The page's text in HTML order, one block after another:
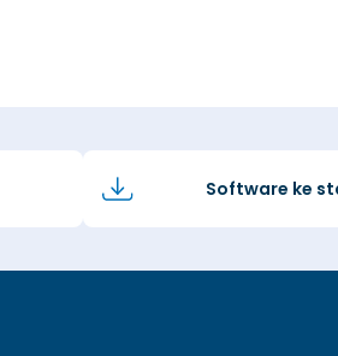
Software ke